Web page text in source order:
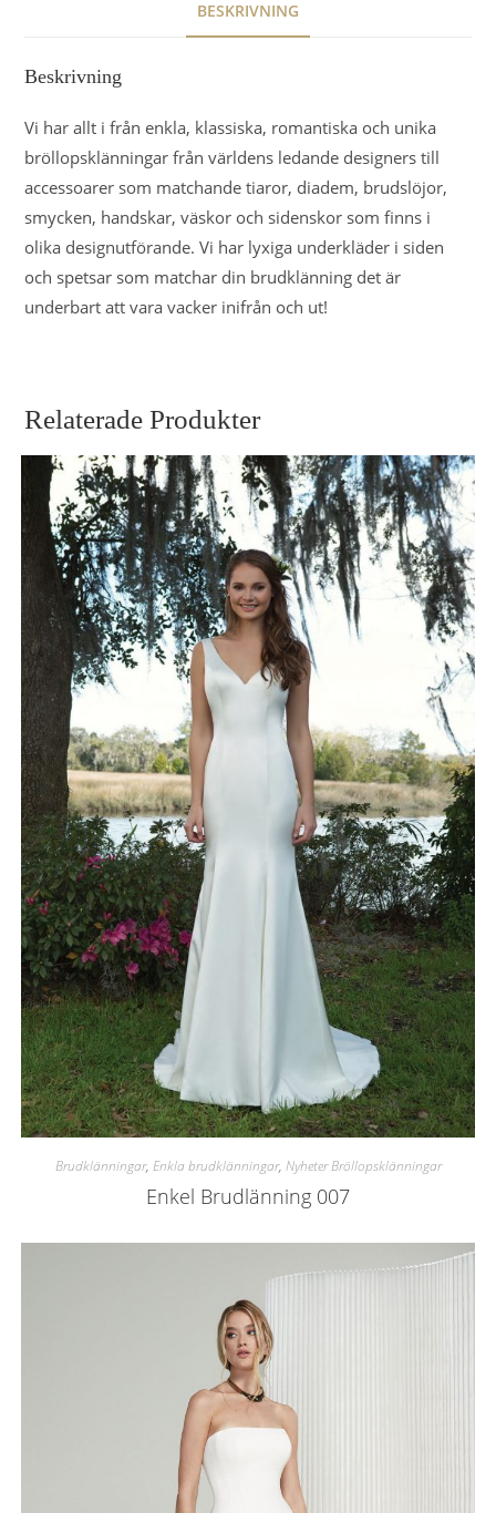
BESKRIVNING
Beskrivning
Vi har allt i från enkla, klassiska, romantiska och unika
bröllopsklänningar från världens ledande designers till
accessoarer som matchande tiaror, diadem, brudslöjor,
smycken, handskar, väskor och sidenskor som finns i
olika designutförande. Vi har lyxiga underkläder i siden
och spetsar som matchar din brudklänning det är
underbart att vara vacker inifrån och ut!
Relaterade Produkter
Brudklänningar, Enkla brudklänningar, Nyheter Bröllopsklänningar
Enkel Brudlänning 007